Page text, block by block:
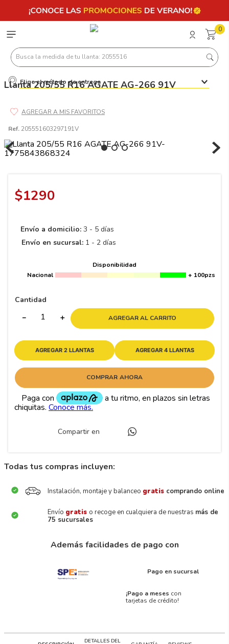
0
Busca la medida de tu llanta: 2055516
Elige el método de entrega
Llanta 205/55 R16 AGATE AG-266 91V
Ref. 205551603297191V
$1290
Envío a domicilio: 3 - 5 días
Envío en sucursal: 1 - 2 días
Disponibilidad
Nacional
+ 100pzs
Cantidad
＋
－ AGREGAR AL CARRITO
AGREGAR 2 LLANTAS AGREGAR 4 LLANTAS
COMPRAR AHORA
Compartir en
Todas tus compras incluyen:
Instalación, montaje y balanceo gratis comprando online
Envío gratis o recoge en cualquiera de nuestras más de
75 sucursales
Además facilidades de pago con
Pago en sucursal
¡Pago a meses con
tarjetas de crédito!
DETALLES DEL
Términos más buscados
3 225
9
10.
265